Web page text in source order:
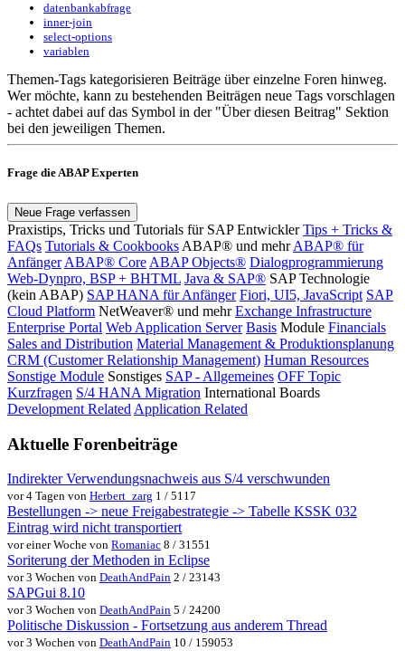
datenbankabfrage
inner-join
select-options
variablen
Themen-Tags kategorisieren Beiträge über einzelne Foren hinweg.
Wer möchte, kann zu bestehenden Beiträgen neue Tags vorschlagen
- achtet dabei auf das Symbol in der "Über diesen Beitrag" Sektion
bei den jeweiligen Themen.
Frage die ABAP Experten
Neue Frage verfassen
Praxistips, Tricks und Tutorials für SAP Entwickler Tips + Tricks &
FAQs Tutorials & Cookbooks ABAP® und mehr ABAP® für
Anfänger ABAP® Core ABAP Objects® Dialogprogrammierung
Web-Dynpro, BSP + BHTML Java & SAP® SAP Technologie
(kein ABAP) SAP HANA für Anfänger Fiori, UI5, JavaScript SAP
Cloud Platform NetWeaver® und mehr Exchange Infrastructure
Enterprise Portal Web Application Server Basis Module Financials
Sales and Distribution Material Management & Produktionsplanung
CRM (Customer Relationship Management) Human Resources
Sonstige Module Sonstiges SAP - Allgemeines OFF Topic
Kurzfragen S/4 HANA Migration International Boards
Development Related Application Related
Aktuelle Forenbeiträge
Indirekter Verwendungsnachweis aus S/4 verschwunden
vor 4 Tagen von Herbert_zarg 1 / 5117
Bestellungen -> neue Freigabestrategie -> Tabelle KSSK 032
Eintrag wird nicht transportiert
vor einer Woche von Romaniac 8 / 31551
Soriterung der Methoden in Eclipse
vor 3 Wochen von DeathAndPain 2 / 23143
SAPGui 8.10
vor 3 Wochen von DeathAndPain 5 / 24200
Politische Diskussion - Fortsetzung aus anderem Thread
vor 3 Wochen von DeathAndPain 10 / 159053